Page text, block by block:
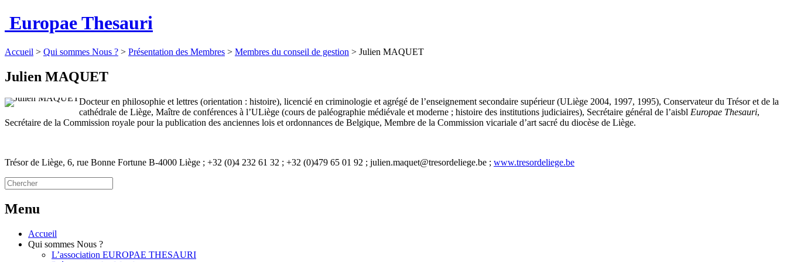
Europae Thesauri
Accueil > Qui sommes Nous ? > Présentation des Membres > Membres du conseil de gestion > Julien MAQUET
Julien MAQUET
Docteur en philosophie et lettres (orientation : histoire), licencié en criminologie et agrégé de l’enseignement secondaire supérieur (ULiège 2004, 1997, 1995), Conservateur du Trésor et de la
cathédrale de Liège, Maître de conférences à l’ULiège (cours de paléographie médiévale et moderne ; histoire des institutions judiciaires), Secrétaire général de l’aisbl Europae Thesauri,
Secrétaire de la Commission royale pour la publication des anciennes lois et ordonnances de Belgique, Membre de la Commission vicariale d’art sacré du diocèse de Liège.
Trésor de Liège, 6, rue Bonne Fortune B-4000 Liège ; +32 (0)4 232 61 32 ; +32 (0)479 65 01 92 ; julien.maquet@tresordeliege.be ; www.tresordeliege.be
Menu
Accueil
Qui sommes Nous ?
L’association EUROPAE THESAURI